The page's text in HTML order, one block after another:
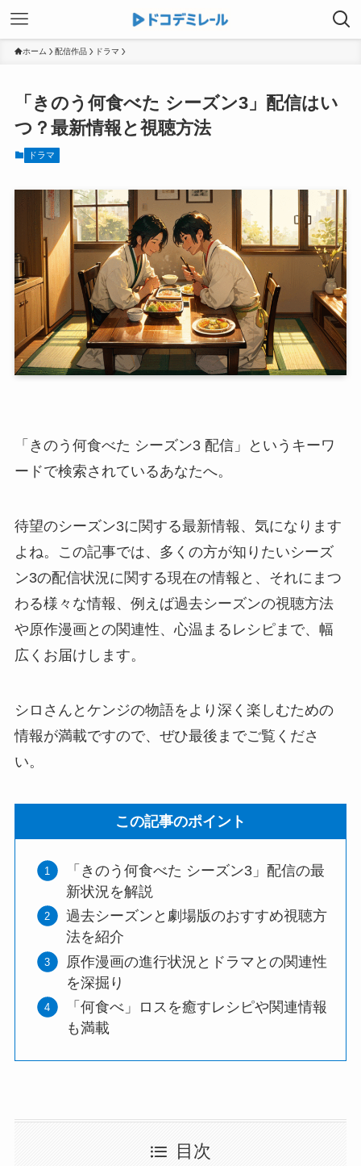
ホーム 配信作品 ドラマ
「きのう何食べた シーズン3」配信はい
つ？最新情報と視聴方法
ドラマ
「きのう何食べた シーズン3 配信」というキーワ
ードで検索されているあなたへ。
待望のシーズン3に関する最新情報、気になります
よね。この記事では、多くの方が知りたいシーズ
ン3の配信状況に関する現在の情報と、それにまつ
わる様々な情報、例えば過去シーズンの視聴方法
や原作漫画との関連性、心温まるレシピまで、幅
広くお届けします。
シロさんとケンジの物語をより深く楽しむための
情報が満載ですので、ぜひ最後までご覧くださ
い。
この記事のポイント
「きのう何食べた シーズン3」配信の最
新状況を解説
過去シーズンと劇場版のおすすめ視聴方
法を紹介
原作漫画の進行状況とドラマとの関連性
を深掘り
「何食べ」ロスを癒すレシピや関連情報
も満載
目次